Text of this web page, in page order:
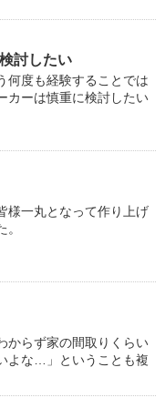
討したい
何度も経験することでは
カーは慎重に検討したい
様一丸となって作り上げ
からず家の間取りくらい
よな…」ということも複